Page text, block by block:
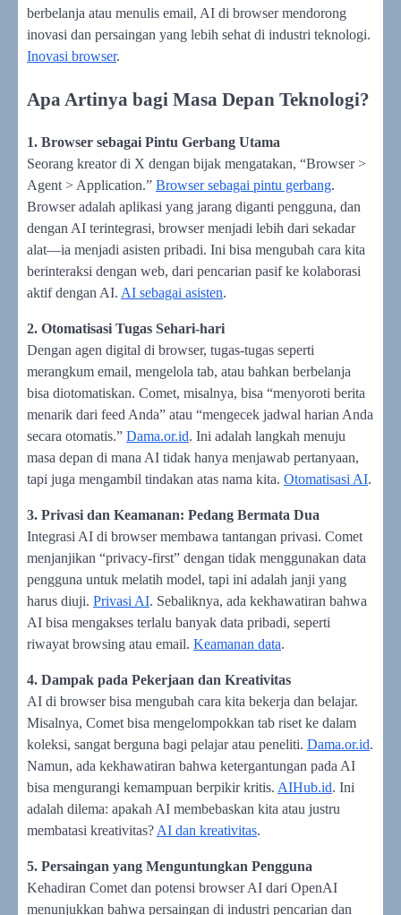
berbelanja atau menulis email, AI di browser mendorong
inovasi dan persaingan yang lebih sehat di industri teknologi.
Inovasi browser.
Apa Artinya bagi Masa Depan Teknologi?
1. Browser sebagai Pintu Gerbang Utama
Seorang kreator di X dengan bijak mengatakan, “Browser >
Agent > Application.” Browser sebagai pintu gerbang.
Browser adalah aplikasi yang jarang diganti pengguna, dan
dengan AI terintegrasi, browser menjadi lebih dari sekadar
alat—ia menjadi asisten pribadi. Ini bisa mengubah cara kita
berinteraksi dengan web, dari pencarian pasif ke kolaborasi
aktif dengan AI. AI sebagai asisten.
2. Otomatisasi Tugas Sehari-hari
Dengan agen digital di browser, tugas-tugas seperti
merangkum email, mengelola tab, atau bahkan berbelanja
bisa diotomatiskan. Comet, misalnya, bisa “menyoroti berita
menarik dari feed Anda” atau “mengecek jadwal harian Anda
secara otomatis.” Dama.or.id. Ini adalah langkah menuju
masa depan di mana AI tidak hanya menjawab pertanyaan,
tapi juga mengambil tindakan atas nama kita. Otomatisasi AI.
3. Privasi dan Keamanan: Pedang Bermata Dua
Integrasi AI di browser membawa tantangan privasi. Comet
menjanjikan “privacy-first” dengan tidak menggunakan data
pengguna untuk melatih model, tapi ini adalah janji yang
harus diuji. Privasi AI. Sebaliknya, ada kekhawatiran bahwa
AI bisa mengakses terlalu banyak data pribadi, seperti
riwayat browsing atau email. Keamanan data.
4. Dampak pada Pekerjaan dan Kreativitas
AI di browser bisa mengubah cara kita bekerja dan belajar.
Misalnya, Comet bisa mengelompokkan tab riset ke dalam
koleksi, sangat berguna bagi pelajar atau peneliti. Dama.or.id.
Namun, ada kekhawatiran bahwa ketergantungan pada AI
bisa mengurangi kemampuan berpikir kritis. AIHub.id. Ini
adalah dilema: apakah AI membebaskan kita atau justru
membatasi kreativitas? AI dan kreativitas.
5. Persaingan yang Menguntungkan Pengguna
Kehadiran Comet dan potensi browser AI dari OpenAI
menunjukkan bahwa persaingan di industri pencarian dan